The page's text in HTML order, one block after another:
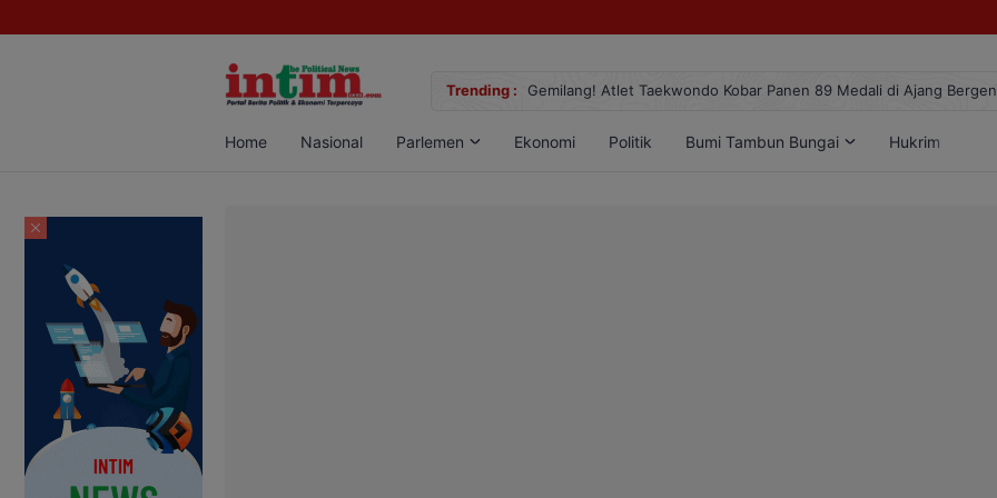
Trending :
Sabu di Pangkalan Bun, Dua Pelaku Diamankan Gemilang! Atlet Taekwondo Kobar Panen 89 Medali di Ajang
Home Nasional Parlemen Ekonomi Politik Bumi Tambun Bungai Hukrim